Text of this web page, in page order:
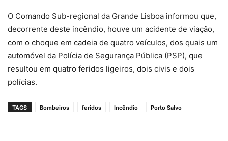
O Comando Sub-regional da Grande Lisboa informou que,
decorrente deste incêndio, houve um acidente de viação,
com o choque em cadeia de quatro veículos, dos quais um
automóvel da Polícia de Segurança Pública (PSP), que
resultou em quatro feridos ligeiros, dois civis e dois
polícias.
TAGS Bombeiros feridos Incêndio Porto Salvo